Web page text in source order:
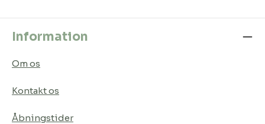
Information
Om os
Kontakt os
Åbningstider